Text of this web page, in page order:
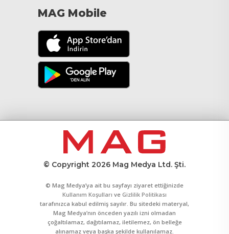
MAG Mobile
© Copyright 2026 Mag Medya Ltd. Şti.
© Mag Medya’ya ait bu sayfayı ziyaret ettiğinizde
Kullanım Koşulları ve Gizlilik Politikası
tarafınızca kabul edilmiş sayılır. Bu sitedeki materyal,
Mag Medya’nın önceden yazılı izni olmadan
çoğaltılamaz, dağıtılamaz, iletilemez, ön belleğe
alınamaz veya başka şekilde kullanılamaz.